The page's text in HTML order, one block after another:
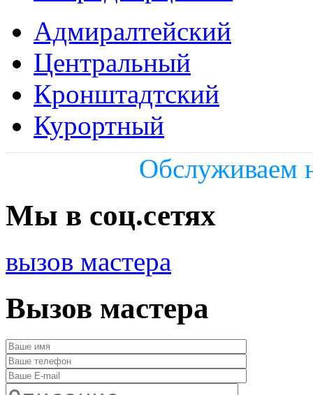
Адмиралтейский
Центральный
Кронштадтский
Курортный
Обслуживаем
Мы в соц.сетях
вызов мастера
Вызов мастера